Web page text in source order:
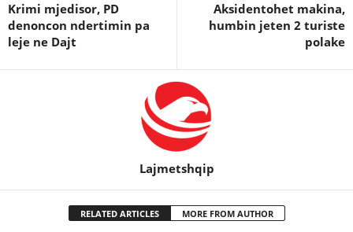
Krimi mjedisor, PD
denoncon ndertimin pa
leje ne Dajt
Aksidentohet makina,
humbin jeten 2 turiste
polake
Lajmetshqip
RELATED ARTICLES MORE FROM AUTHOR